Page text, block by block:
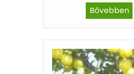
Bővebben